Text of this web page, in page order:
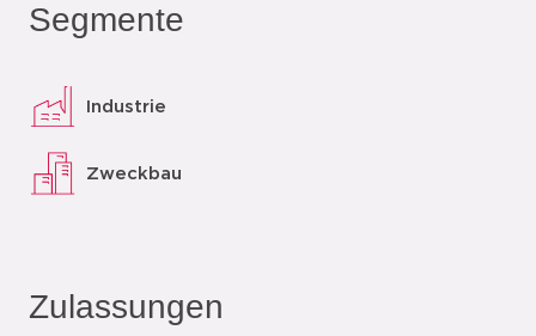
Segmente
Industrie
Zweckbau
Zulassungen